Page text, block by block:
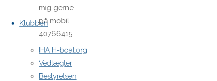
Klubben
IHA H-boat.org
Vedtægter
Bestyrelsen
mig gerne
på mobil
40766415
Sejler
hilsen